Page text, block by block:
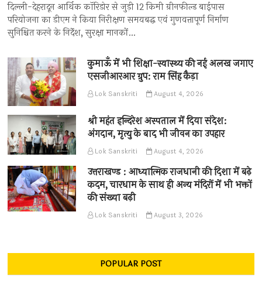
दिल्ली-देहरादून आर्थिक कॉरिडोर से जुड़ी 12 किमी ग्रीनफील्ड बाईपास
परियोजना का डीएम ने किया निरीक्षण समयबद्ध एवं गुणवत्तापूर्ण निर्माण
सुनिश्चित करने के निर्देश, सुरक्षा मानकों…
कुमाऊँ में भी शिक्षा-स्वास्थ्य की नई अलख जगाए
एसजीआरआर ग्रुप: राम सिंह कैड़ा
Lok Sanskriti August 4, 2026
श्री महंत इन्दिरेश अस्पताल में दिया संदेश:
अंगदान, मृत्यु के बाद भी जीवन का उपहार
Lok Sanskriti August 4, 2026
उत्तराखण्ड : आध्यात्मिक राजधानी की दिशा में बढ़े
कदम, चारधाम के साथ ही अन्य मंदिरों में भी भक्तों
की संख्या बढ़ी
Lok Sanskriti August 3, 2026
POPULAR POST